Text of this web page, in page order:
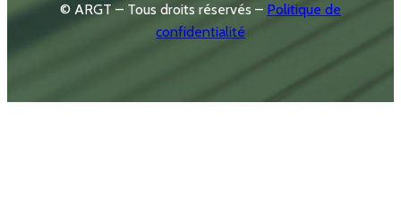
© ARGT – Tous droits réservés – Politique de
confidentialité